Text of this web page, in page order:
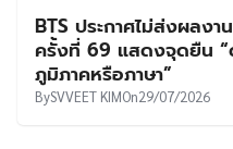
BTS ประกาศไม่ส่งผลงา
ครั้งที่ 69 แสดงจุดยืน
ภูมิภาคหรือภาษา”
BySVVEET KIMOn29/07/2026